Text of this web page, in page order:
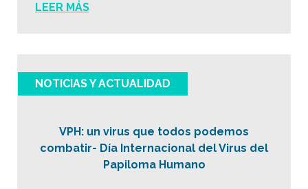
LEER MÁS
NOTICIAS Y ACTUALIDAD
VPH: un virus que todos podemos
combatir- Día Internacional del Virus del
Papiloma Humano